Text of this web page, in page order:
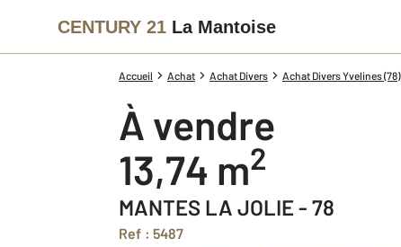
CENTURY 21 La Mantoise
Accueil Achat Achat Divers Achat Divers Yvelines (78)
à vendre
13,74 m2
MANTES LA JOLIE - 78
Ref : 5487